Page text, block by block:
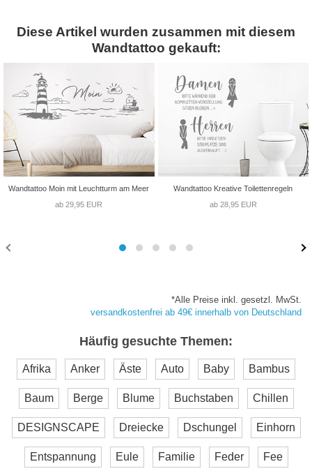
Diese Artikel wurden zusammen mit diesem
Wandtattoo gekauft:
Wandtattoo Moin mit Leuchtturm am Meer
ab 29,95 EUR
Wandtattoo Kreative Toilettenregeln
ab 28,95 EUR
*Alle Preise inkl. gesetzl. MwSt.
versandkostenfrei ab 49€ innerhalb von Deutschland
Häufig gesuchte Themen:
Afrika Anker Äste Auto Baby Bambus
Baum Berge Blume Buchstaben Chillen
DESIGNSCAPE Dreiecke Dschungel Einhorn
Entspannung Eule Familie Feder Fee